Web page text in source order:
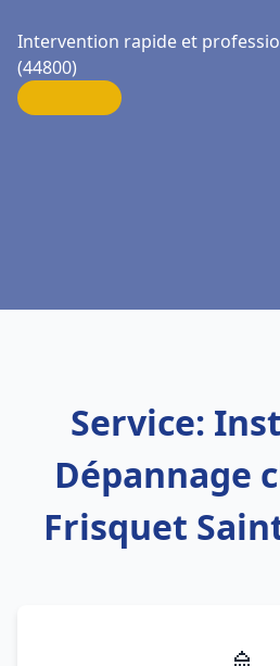
Intervention rapide et
(44800)
Service:
Dépannage
Frisquet